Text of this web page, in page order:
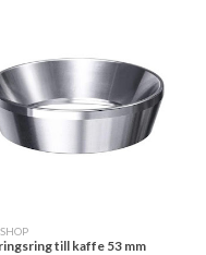
till kaffe 53 mm